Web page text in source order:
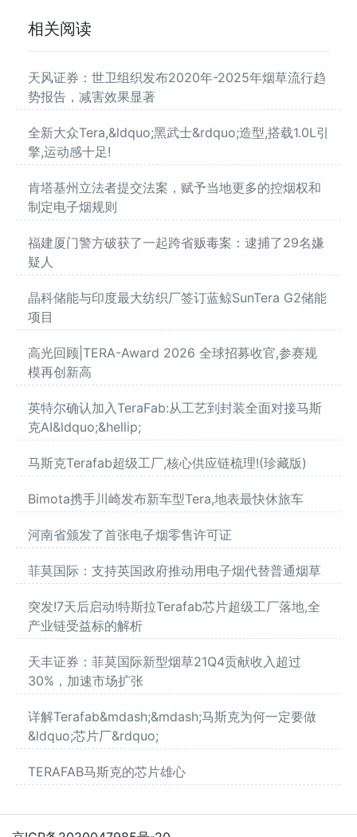
相关阅读
天风证券：世卫组织发布2020年-2025年烟草流行趋
势报告，减害效果显著
全新大众Tera,&ldquo;黑武士&rdquo;造型,搭载1.0L引
擎,运动感十足!
肯塔基州立法者提交法案，赋予当地更多的控烟权和
制定电子烟规则
福建厦门警方破获了一起跨省贩毒案：逮捕了29名嫌
疑人
晶科储能与印度最大纺织厂签订蓝鲸SunTera G2储能
项目
高光回顾|TERA-Award 2026 全球招募收官,参赛规
模再创新高
英特尔确认加入TeraFab:从工艺到封装全面对接马斯
克AI&ldquo;&hellip;
马斯克Terafab超级工厂,核心供应链梳理!(珍藏版)
Bimota携手川崎发布新车型Tera,地表最快休旅车
河南省颁发了首张电子烟零售许可证
菲莫国际：支持英国政府推动用电子烟代替普通烟草
突发!7天后启动!特斯拉Terafab芯片超级工厂落地,全
产业链受益标的解析
天丰证券：菲莫国际新型烟草21Q4贡献收入超过
30%，加速市场扩张
详解Terafab&mdash;&mdash;马斯克为何一定要做
&ldquo;芯片厂&rdquo;
TERAFAB马斯克的芯片雄心